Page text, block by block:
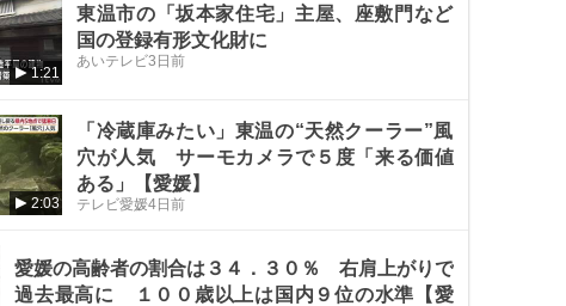
1:21
東温市の「坂本家住宅」主屋、座敷門など
国の登録有形文化財に
あいテレビ3日前
2:03
「冷蔵庫みたい」東温の“天然クーラー”風
穴が人気 サーモカメラで５度「来る価値
ある」【愛媛】
テレビ愛媛4日前
愛媛の高齢者の割合は３４．３０％ 右肩上がりで
過去最高に １００歳以上は国内９位の水準【愛